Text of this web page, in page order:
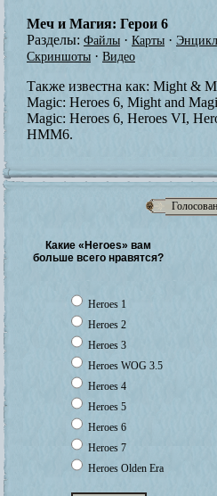
Какие «Heroes» вам
больше всего нравятся?
Heroes 1
Heroes 2
Heroes 3
Heroes WOG 3.5
Heroes 4
Heroes 5
Heroes 6
Heroes 7
Heroes Olden Era
Меч и Магия: Герои 6
Разделы: Файлы · Карты ·
Скриншоты · Видео
Также известна как: Might &
Magic: Heroes 6, Might and
Magic: Heroes 6, Heroes VI,
HMM6.